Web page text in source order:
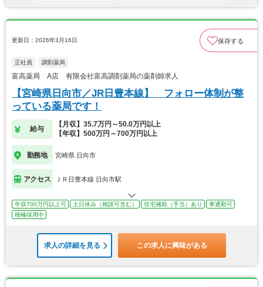
更新日：2026年3月16日 保存する
正社員 調剤薬局
富高薬局 A店 有限会社富高調剤薬局の薬剤師求人
【宮崎県日向市／JR日豊本線】 フォロー体制が整
っている薬局です！
給与
【月収】35.7万円～50.0万円以上
【年収】500万円～700万円以上
勤務地 宮崎県 日向市
アクセス ＪＲ日豊本線 日向市駅
年収700万円以上可 土日休み（相談可含む） 住宅補助（手当）あり
車通勤可
積極採用中
求人の詳細を見る この求人に興味がある